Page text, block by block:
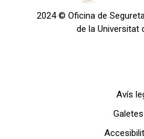
2024 © Oficina de
de la Universitat
Avís
Galetes